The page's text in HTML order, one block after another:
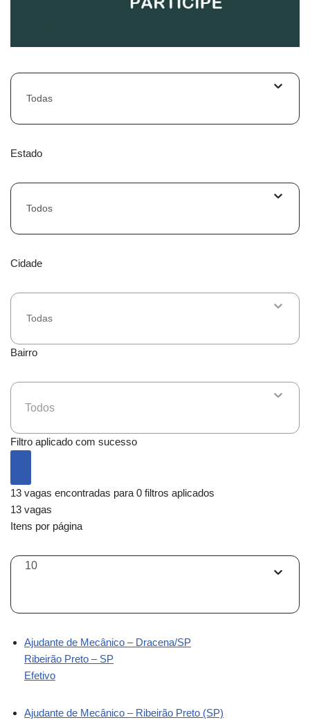
Todas
Estado
Todos
Cidade
Todas
Bairro
Todos
Filtro aplicado com sucesso
13 vagas encontradas para 0 filtros aplicados
13 vagas
Itens por página
10
Ajudante de Mecânico – Dracena/SP
Ribeirão Preto – SP
Efetivo
Ajudante de Mecânico – Ribeirão Preto (SP)